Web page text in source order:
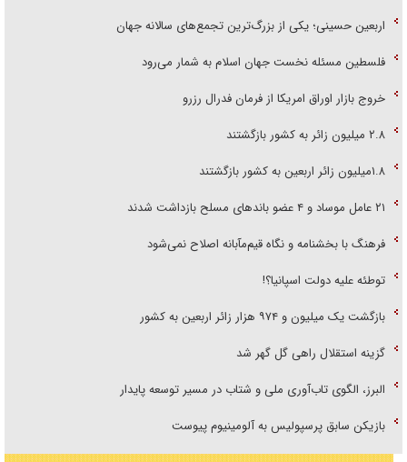
اربعین حسینی؛ یکی از بزرگ‌ترین تجمع‌های سالانه جهان
فلسطین مسئله نخست جهان اسلام به شمار می‌رود
خروج بازار اوراق امریکا از فرمان فدرال رزرو
۲.۸ میلیون زائر به کشور بازگشتند
۱.۸میلیون زائر اربعین به کشور بازگشتند
۲۱ عامل موساد و ۴ عضو باند‌های مسلح بازداشت شدند
فرهنگ با بخشنامه و نگاه قیم‌مآبانه اصلاح نمی‌شود
توطئه علیه دولت اسپانیا؟!
بازگشت یک میلیون و ۹۷۴ هزار زائر اربعین به کشور
گزینه استقلال راهی گل گهر شد
البرز، الگوی تاب‌آوری ملی و شتاب در مسیر توسعه پایدار
بازیکن سابق پرسپولیس به آلومینیوم پیوست